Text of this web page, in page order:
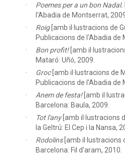
Poemes per a un bon Nadal.
l'Abadia de Montserrat,
Roig [amb il·lustracions de
Publicacions de l'Abadia de
Bon profit! [amb
Mataró: Uñó, 2009.
Groc [amb il·lustracions de
Publicacions de l'Abadia de
Anem de festa! [amb
Barcelona: Baula, 2009.
Tot l'any [amb il·lustracions
la Geltrú: El Cep i la Nansa,
Rodolins [amb il·lustracions
Barcelona: Fil d'aram, 2010.